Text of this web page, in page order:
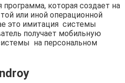
которая создает на
или иной операционной
это имитация системы
получает мобильную
на персональном